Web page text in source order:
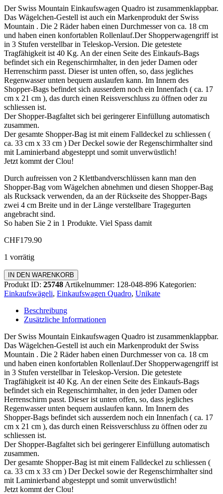
Der Swiss Mountain Einkaufswagen Quadro ist zusammenklappbar.
Das Wägelchen-Gestell ist auch ein Markenprodukt der Swiss
Mountain . Die 2 Räder haben einen Durchmesser von ca. 18 cm
und haben einen konfortablen Rollenlauf.Der Shopperwagengriff ist
in 3 Stufen verstellbar in Teleskop-Version. Die getestete
Tragfähigkeit ist 40 Kg. An der einen Seite des Einkaufs-Bags
befindet sich ein Regenschirmhalter, in den jeder Damen oder
Herrenschirm passt. Dieser ist unten offen, so, dass jegliches
Regenwasser unten bequem auslaufen kann. Im Innern des
Shopper-Bags befindet sich ausserdem noch ein Innenfach ( ca. 17
cm x 21 cm ), das durch einen Reissverschluss zu öffnen oder zu
schliessen ist.
Der Shopper-Bagfaltet sich bei geringerer Einfüllung automatisch
zusammen.
Der gesamte Shopper-Bag ist mit einem Falldeckel zu schliessen (
ca. 33 cm x 33 cm ) Der Deckel sowie der Regenschirmhalter sind
mit Laminierband abgesteppt und somit unverwüstlich!
Jetzt kommt der Clou!
Durch aufreissen von 2 Klettbandverschlüssen kann man den
Shopper-Bag vom Wägelchen abnehmen und diesen Shopper-Bag
als Rucksack verwenden, da an der Rückseite des Shopper-Bags
zwei 4 cm Breite und in der Länge verstellbare Tragegurten
angebracht sind.
So haben Sie 2 in 1 Produkte. Viel Spass damit
CHF179.90
1 vorrätig
Einkaufswagen
Quadro
Menge
IN DEN WARENKORB
Produkt ID: 25748 Artikelnummer: 128-048-896 Kategorien:
Einkaufswägeli, Einkaufswagen Quadro, Unikate
Beschreibung
Zusätzliche Informationen
Der Swiss Mountain Einkaufswagen Quadro ist zusammenklappbar.
Das Wägelchen-Gestell ist auch ein Markenprodukt der Swiss
Mountain . Die 2 Räder haben einen Durchmesser von ca. 18 cm
und haben einen konfortablen Rollenlauf.Der Shopperwagengriff ist
in 3 Stufen verstellbar in Teleskop-Version. Die getestete
Tragfähigkeit ist 40 Kg. An der einen Seite des Einkaufs-Bags
befindet sich ein Regenschirmhalter, in den jeder Damen oder
Herrenschirm passt. Dieser ist unten offen, so, dass jegliches
Regenwasser unten bequem auslaufen kann. Im Innern des
Shopper-Bags befindet sich ausserdem noch ein Innenfach ( ca. 17
cm x 21 cm ), das durch einen Reissverschluss zu öffnen oder zu
schliessen ist.
Der Shopper-Bagfaltet sich bei geringerer Einfüllung automatisch
zusammen.
Der gesamte Shopper-Bag ist mit einem Falldeckel zu schliessen (
ca. 33 cm x 33 cm ) Der Deckel sowie der Regenschirmhalter sind
mit Laminierband abgesteppt und somit unverwüstlich!
Jetzt kommt der Clou!